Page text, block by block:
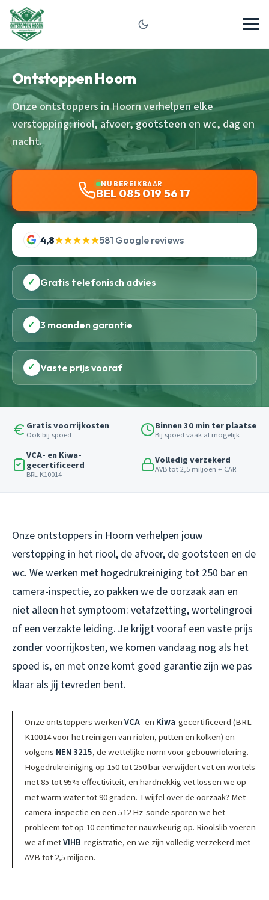
Ontstoppen Hoorn
Onze ontstoppers in Hoorn verhelpen elke
verstopping: riool, afvoer, gootsteen en wc, dag en
nacht.
NU BEREIKBAAR
BEL 085 019 56 17
4,8★★★★★581 Google reviews
✓ Gratis telefonisch advies
✓ 3 maanden garantie
✓ Vaste prijs vooraf
Gratis voorrijkosten
Ook bij spoed
Binnen 30 min ter plaatse
Bij spoed vaak al mogelijk
VCA- en Kiwa-
gecertificeerd
BRL K10014
Volledig verzekerd
AVB tot 2,5 miljoen + CAR
Onze ontstoppers in Hoorn verhelpen jouw
verstopping in het riool, de afvoer, de gootsteen en de
wc. We werken met hogedrukreiniging tot 250 bar en
camera-inspectie, zo pakken we de oorzaak aan en
niet alleen het symptoom: vetafzetting, wortelingroei
of een verzakte leiding. Je krijgt vooraf een vaste prijs
zonder voorrijkosten, we komen vandaag nog als het
spoed is, en met onze komt goed garantie zijn we pas
klaar als jij tevreden bent.
Onze ontstoppers werkenVCA- en Kiwa-gecertificeerd (BRL
K10014 voor het reinigen van riolen, putten en kolken) en
volgens NEN 3215, de wettelijke norm voor gebouwriolering.
Hogedrukreiniging op 150 tot 250 bar verwijdert vet en wortels
met 85 tot 95% effectiviteit, en hardnekkig vet lossen we op
met warm water tot 90 graden. Twijfel over de oorzaak? Met
camera-inspectie en een 512 Hz-sonde sporen we het
probleem tot op 10 centimeter nauwkeurig op. Rioolslib voeren
we af metVIHB-registratie, en we zijn volledig verzekerd met
AVB tot 2,5 miljoen.